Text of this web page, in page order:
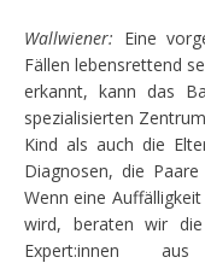
Wallwiener: Eine
Fällen lebensrettend
erkannt, kann das
spezialisierten
Kind als auch die
Diagnosen, die
Wenn eine
wird, beraten wir
Expert:innen